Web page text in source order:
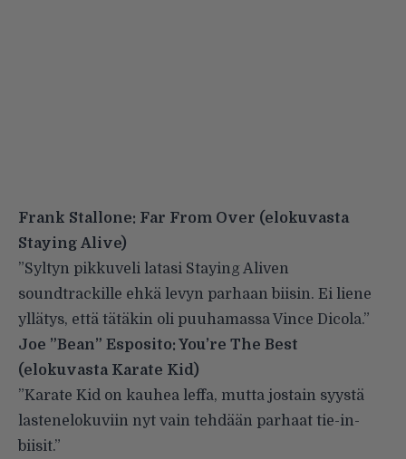
Frank Stallone: Far From Over (elokuvasta
Staying Alive)
”Syltyn pikkuveli latasi Staying Aliven
soundtrackille ehkä levyn parhaan biisin. Ei liene
yllätys, että tätäkin oli puuhamassa Vince Dicola.”
Joe ”Bean” Esposito: You’re The Best
(elokuvasta Karate Kid)
”Karate Kid on kauhea leffa, mutta jostain syystä
lastenelokuviin nyt vain tehdään parhaat tie-in-
biisit.”